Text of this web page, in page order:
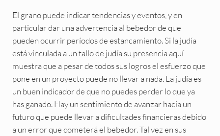
El grano puede indicar tendencias y eventos, y en
particular dar una advertencia al bebedor de que
pueden ocurrir períodos de estancamiento. Si la judía
está vinculada a un tallo de judía su presencia aquí
muestra que a pesar de todos sus logros el esfuerzo que
pone en un proyecto puede no llevar a nada. La judía es
un buen indicador de que no puedes perder lo que ya
has ganado. Hay un sentimiento de avanzar hacia un
futuro que puede llevar a dificultades financieras debido
a un error que cometerá el bebedor. Tal vez en sus